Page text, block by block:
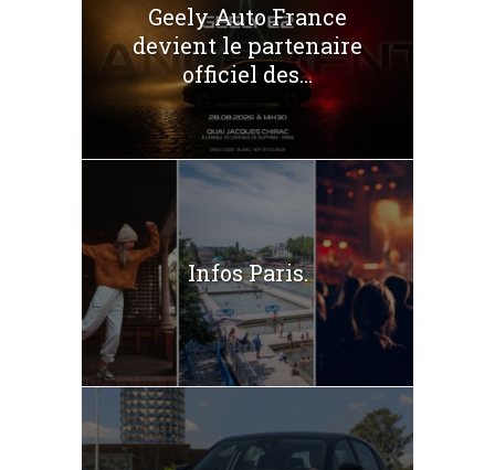
Geely Auto France
devient le partenaire
officiel des...
Infos Paris.